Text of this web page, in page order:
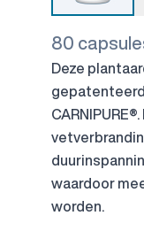
80
Deze
waardoor
worden.